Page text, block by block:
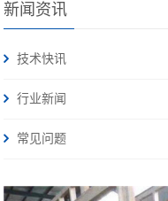
新闻资讯
技术快讯
行业新闻
常见问题